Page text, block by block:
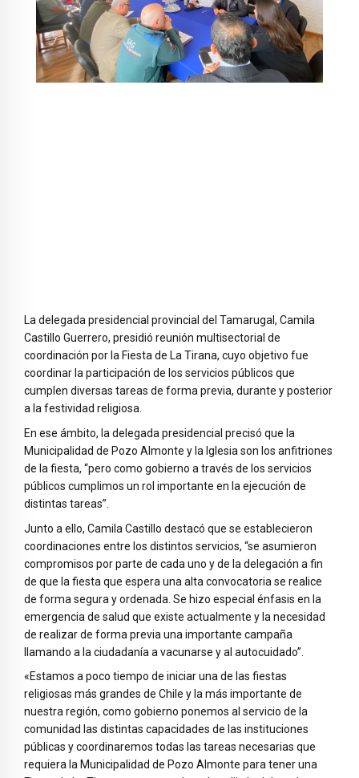
La delegada presidencial provincial del Tamarugal, Camila
Castillo Guerrero, presidió reunión multisectorial de
coordinación por la Fiesta de La Tirana, cuyo objetivo fue
coordinar la participación de los servicios públicos que
cumplen diversas tareas de forma previa, durante y posterior
a la festividad religiosa.
En ese ámbito, la delegada presidencial precisó que la
Municipalidad de Pozo Almonte y la Iglesia son los anfitriones
de la fiesta, “pero como gobierno a través de los servicios
públicos cumplimos un rol importante en la ejecución de
distintas tareas”.
Junto a ello, Camila Castillo destacó que se establecieron
coordinaciones entre los distintos servicios, “se asumieron
compromisos por parte de cada uno y de la delegación a fin
de que la fiesta que espera una alta convocatoria se realice
de forma segura y ordenada. Se hizo especial énfasis en la
emergencia de salud que existe actualmente y la necesidad
de realizar de forma previa una importante campaña
llamando a la ciudadanía a vacunarse y al autocuidado”.
«Estamos a poco tiempo de iniciar una de las fiestas
religiosas más grandes de Chile y la más importante de
nuestra región, como gobierno ponemos al servicio de la
comunidad las distintas capacidades de las instituciones
públicas y coordinaremos todas las tareas necesarias que
requiera la Municipalidad de Pozo Almonte para tener una